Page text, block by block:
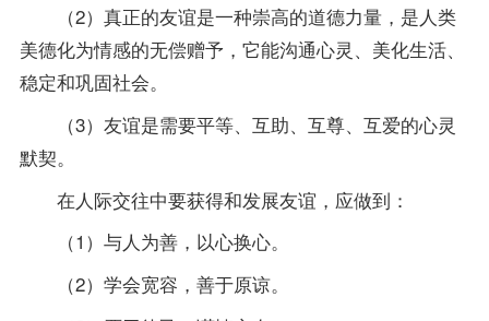
（2）真正的友谊是一种崇高的道德力量，是人类
美德化为情感的无偿赠予，它能沟通心灵、美化生活、
稳定和巩固社会。
（3）友谊是需要平等、互助、互尊、互爱的心灵
默契。
在人际交往中要获得和发展友谊，应做到：
（1）与人为善，以心换心。
（2）学会宽容，善于原谅。